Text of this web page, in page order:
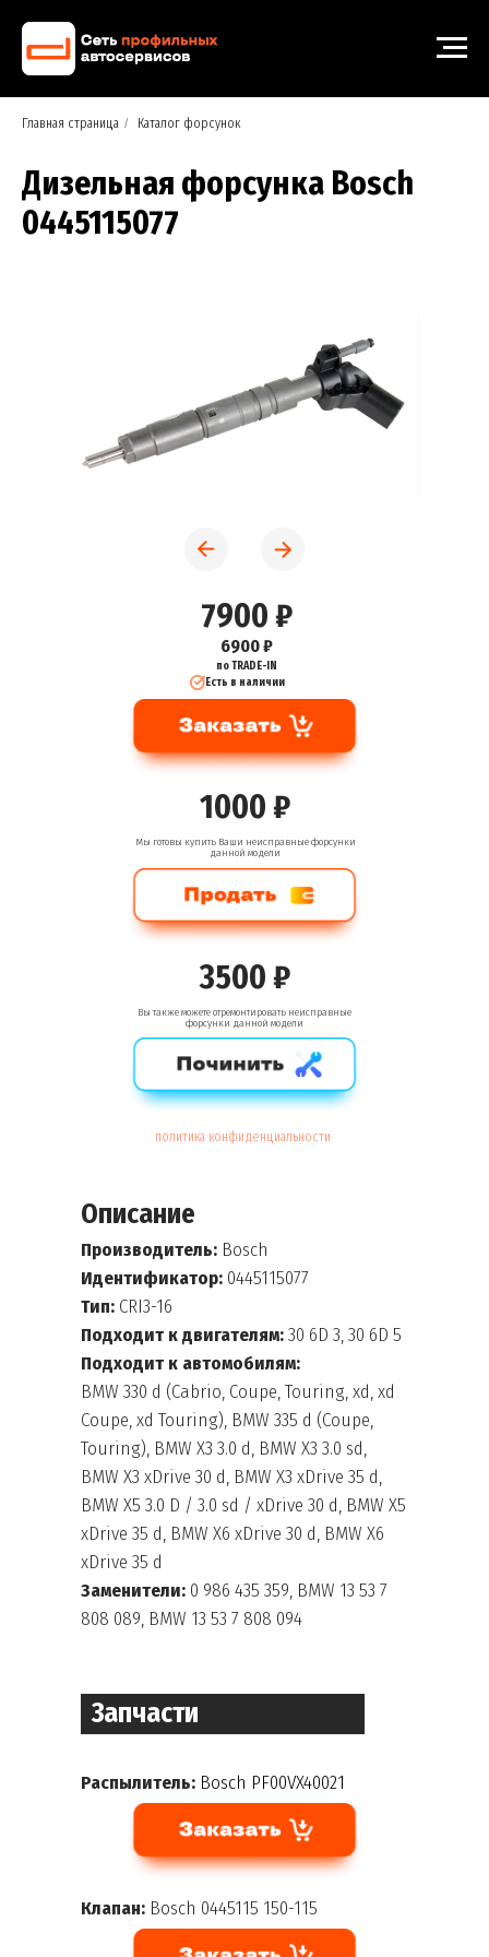
Главная страница / Каталог форсунок
Дизельная форсунка Bosch
0445115077
1000 ₽
6900 ₽
7900 ₽
Мы готовы купить Ваши неисправные форсунки
данной модели
по TRADE-IN
Есть в наличии
Вы также можете отремонтировать неисправные
форсунки данной модели
3500 ₽
политика конфиденциальности
Производитель: Bosch
Идентификатор: 0445115077
Тип: CRI3-16
Подходит к двигателям:30 6D 3, 30 6D 5
Подходит к автомобилям:
BMW 330 d (Cabrio, Coupe, Touring, xd, xd
Coupe, xd Touring), BMW 335 d (Coupe,
Touring), BMW X3 3.0 d, BMW X3 3.0 sd,
BMW X3 xDrive 30 d, BMW X3 xDrive 35 d,
BMW X5 3.0 D / 3.0 sd / xDrive 30 d, BMW X5
xDrive 35 d, BMW X6 xDrive 30 d, BMW X6
xDrive 35 d
Заменители: 0 986 435 359, BMW 13 53 7
808 089, BMW 13 53 7 808 094
Описание
Клапан: Bosch 0445115 150-115
Распылитель: Bosch PF00VX40021
Запчасти